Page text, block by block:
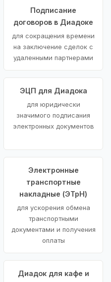
Подписание
договоров в Диадоке
для сокращения времени
на заключение сделок с
удаленными партнерами
ЭЦП для Диадока
для юридически
значимого подписания
электронных документов
Электронные
транспортные
накладные (ЭТрН)
для ускорения обмена
транспортными
документами и получения
оплаты
Диадок для кафе и